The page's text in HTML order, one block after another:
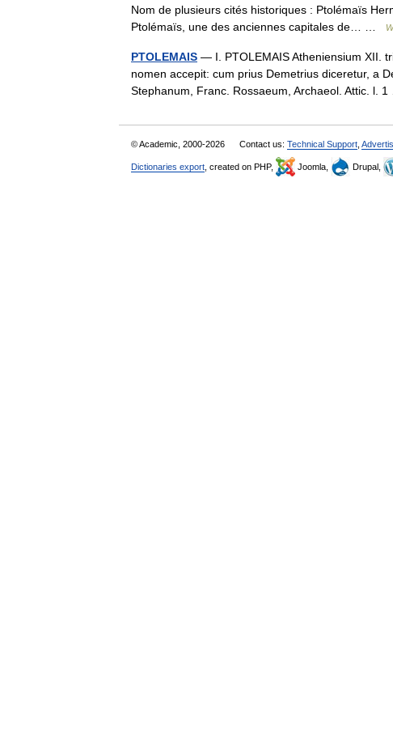
Nom de plusieurs cités historiques : Ptolémaïs
Ptolémaïs, une des anciennes capitales de… …
PTOLEMAIS — I. PTOLEMAIS Atheniensium XII.
nomen accepit: cum prius Demetrius diceretur, a
Stephanum, Franc. Rossaeum, Archaeol. Attic. l.
© Academic, 2000-2026 Contact us: Technical Support
Dictionaries export , created on PHP, Joomla, Drupal,